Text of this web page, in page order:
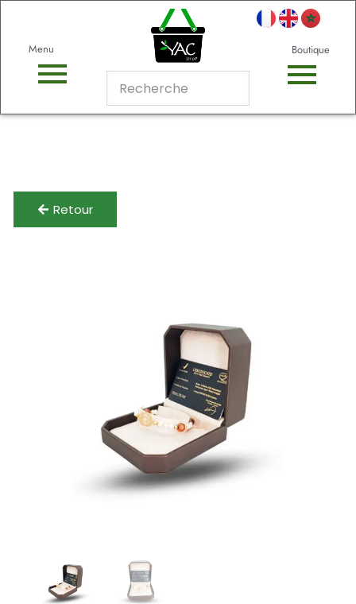
Menu Boutique
Retour